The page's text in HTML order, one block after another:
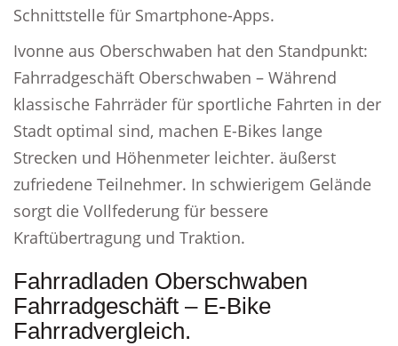
Schnittstelle für Smartphone-Apps.
Ivonne aus Oberschwaben hat den Standpunkt:
Fahrradgeschäft Oberschwaben – Während
klassische Fahrräder für sportliche Fahrten in der
Stadt optimal sind, machen E-Bikes lange
Strecken und Höhenmeter leichter. äußerst
zufriedene Teilnehmer. In schwierigem Gelände
sorgt die Vollfederung für bessere
Kraftübertragung und Traktion.
Fahrradladen Oberschwaben
Fahrradgeschäft – E-Bike
Fahrradvergleich.